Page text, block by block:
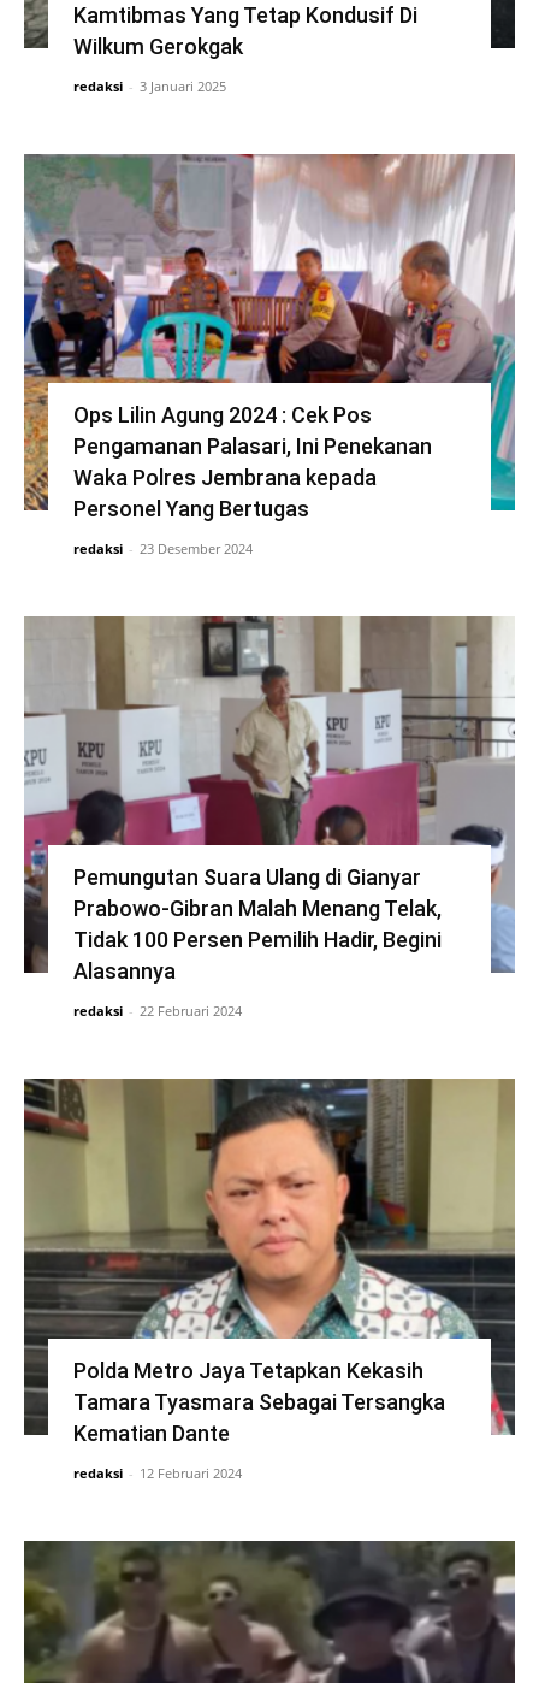
Kamtibmas Yang Tetap Kondusif Di
Wilkum Gerokgak
redaksi - 3 Januari 2025
Ops Lilin Agung 2024 : Cek Pos
Pengamanan Palasari, Ini Penekanan
Waka Polres Jembrana kepada
Personel Yang Bertugas
redaksi - 23 Desember 2024
Pemungutan Suara Ulang di Gianyar
Prabowo-Gibran Malah Menang Telak,
Tidak 100 Persen Pemilih Hadir, Begini
Alasannya
redaksi - 22 Februari 2024
Polda Metro Jaya Tetapkan Kekasih
Tamara Tyasmara Sebagai Tersangka
Kematian Dante
redaksi - 12 Februari 2024